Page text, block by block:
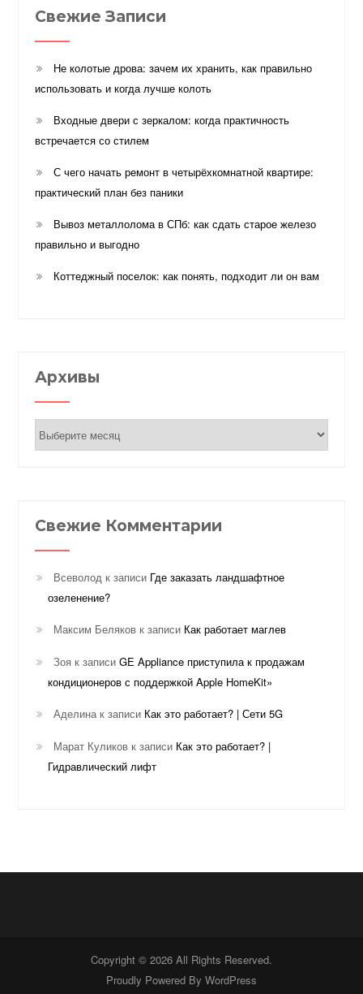
Свежие Записи
Не колотые дрова: зачем их хранить, как правильно
использовать и когда лучше колоть
Входные двери с зеркалом: когда практичность
встречается со стилем
С чего начать ремонт в четырёхкомнатной квартире:
практический план без паники
Вывоз металлолома в СПб: как сдать старое железо
правильно и выгодно
Коттеджный поселок: как понять, подходит ли он вам
Архивы
Архивы
Свежие Комментарии
Всеволод к записи Где заказать ландшафтное
озеленение?
Максим Беляков к записи Как работает маглев
Зоя к записиGE Appliance приступила к продажам
кондиционеров с поддержкой Apple HomeKit»
Аделинак записи Как это работает? | Сети 5G
Марат Куликов к записи Как это работает? |
Гидравлический лифт
Copyright © 2026 All Rights Reserved.
Proudly Powered By WordPress